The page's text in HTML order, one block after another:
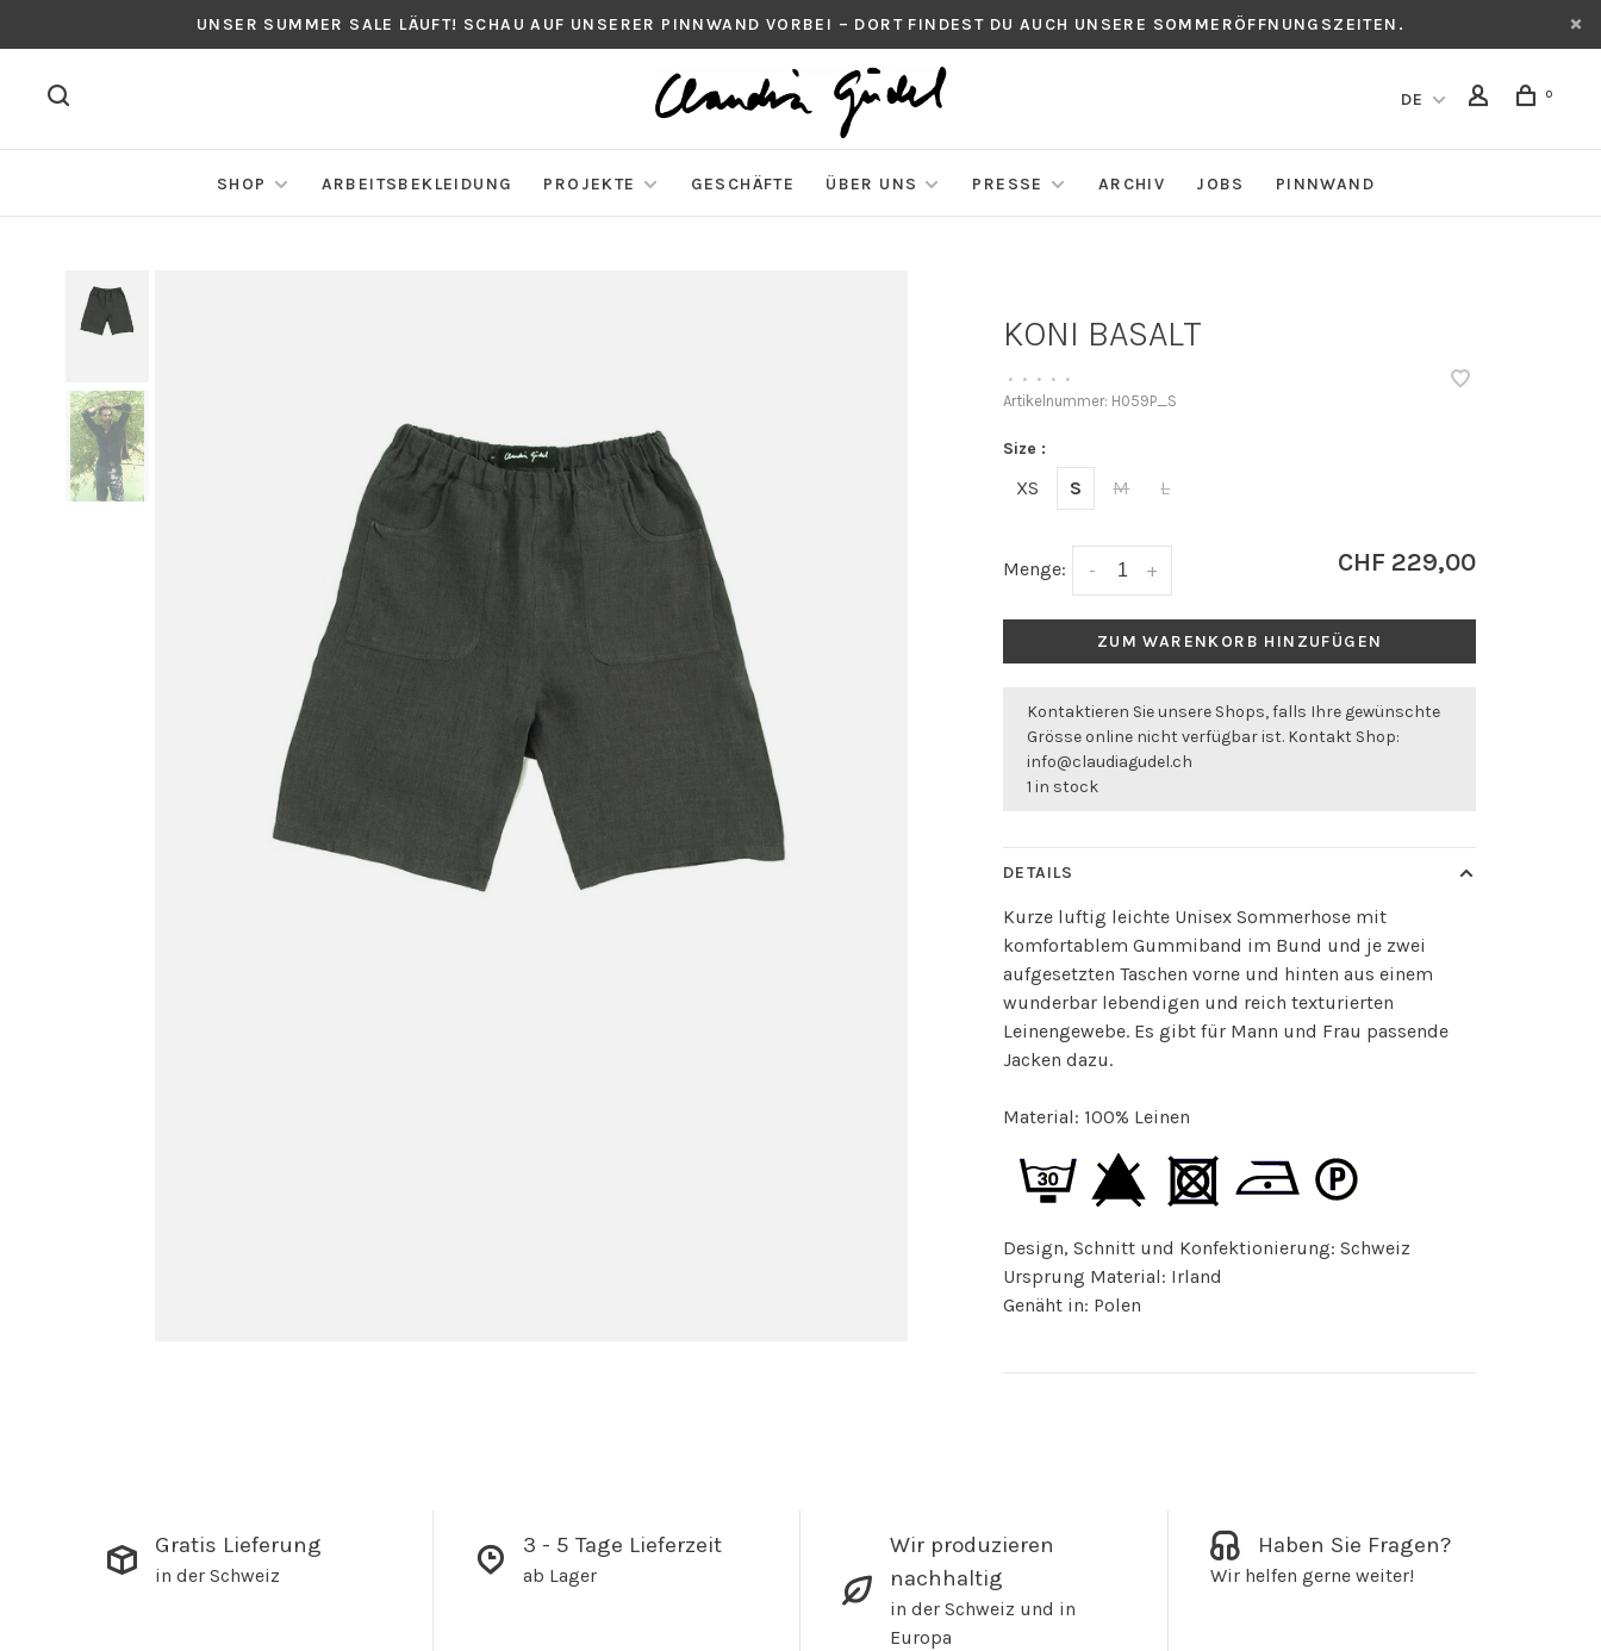
UNSER SUMMER SALE LÄUFT! SCHAU AUF UNSERER PINNWAND VORBEI – DORT FINDEST DU AUCH UNSERE SOMMERÖFFNUNGSZEITEN.
DE 0
SHOP ARBEITSBEKLEIDUNG PROJEKTE GESCHÄFTE ÜBER UNS PRESSE ARCHIV JOBS PINNWAND
KONI BASALT
• • • • •
Artikelnummer: H059P_S
Size :
XS S M L
Menge: +
- CHF 229,00
ZUM WARENKORB HINZUFÜGEN
Kontaktieren Sie unsere Shops, falls Ihre gewünschte
Grösse online nicht verfügbar ist. Kontakt Shop:
info@claudiagudel.ch
1 in stock
DETAILS
Kurze luftig leichte Unisex Sommerhose mit
komfortablem Gummiband im Bund und je zwei
aufgesetzten Taschen vorne und hinten aus einem
wunderbar lebendigen und reich texturierten
Leinengewebe. Es gibt für Mann und Frau passende
Jacken dazu.
Material: 100% Leinen
Design, Schnitt und Konfektionierung: Schweiz
Ursprung Material: Irland
Genäht in: Polen
Gratis Lieferung
in der Schweiz
3 - 5 Tage Lieferzeit
ab Lager
Wir produzieren
nachhaltig
in der Schweiz und in
Europa
Haben Sie Fragen?
Wir helfen gerne weiter!